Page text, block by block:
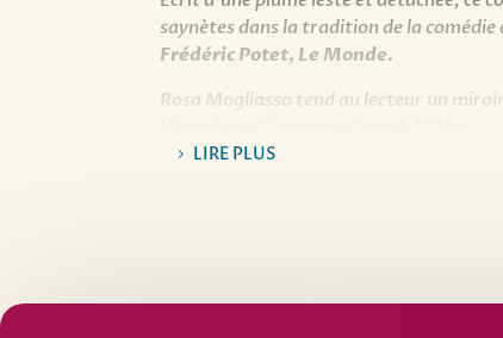
saynètes dans la tradition de la comédie
Frédéric Potet, Le Monde.
Rosa Mogliasso tend au lecteur un
LIRE PLUS